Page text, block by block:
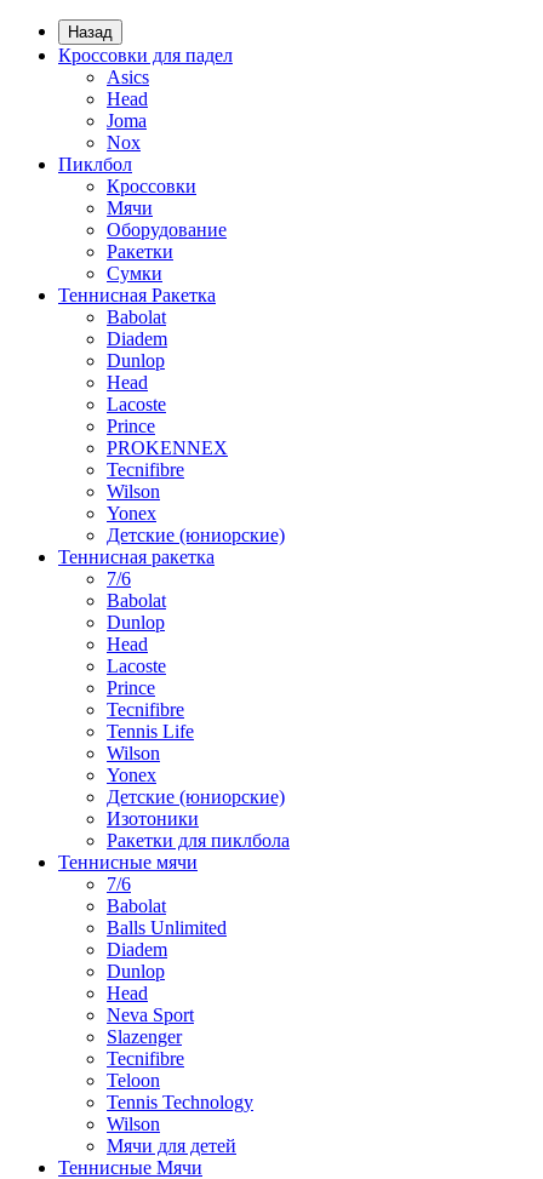
Назад
Кроссовки для падел
Asics
Head
Joma
Nox
Пиклбол
Кроссовки
Мячи
Оборудование
Ракетки
Сумки
Теннисная Ракетка
Babolat
Diadem
Dunlop
Head
Lacoste
Prince
PROKENNEX
Tecnifibre
Wilson
Yonex
Детские (юниорские)
Теннисная ракетка
7/6
Babolat
Dunlop
Head
Lacoste
Prince
Tecnifibre
Tennis Life
Wilson
Yonex
Детские (юниорские)
Изотоники
Ракетки для пиклбола
Теннисные мячи
7/6
Babolat
Balls Unlimited
Diadem
Dunlop
Head
Neva Sport
Slazenger
Tecnifibre
Teloon
Tennis Technology
Wilson
Мячи для детей
Теннисные Мячи